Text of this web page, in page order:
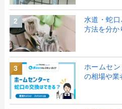
2
水道・蛇
方法を分か
3
ホームセ
の相場や業